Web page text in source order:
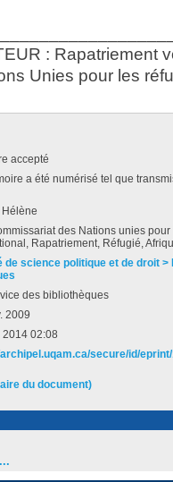
: Rapatriement
Unies pour les
accepté
a été numérisé tel que
Hélène
des Nations unies
Rapatriement, Réfugié,
de science politique et de droit
des bibliothèques
2009
2014 02:08
secure/id/
du document)